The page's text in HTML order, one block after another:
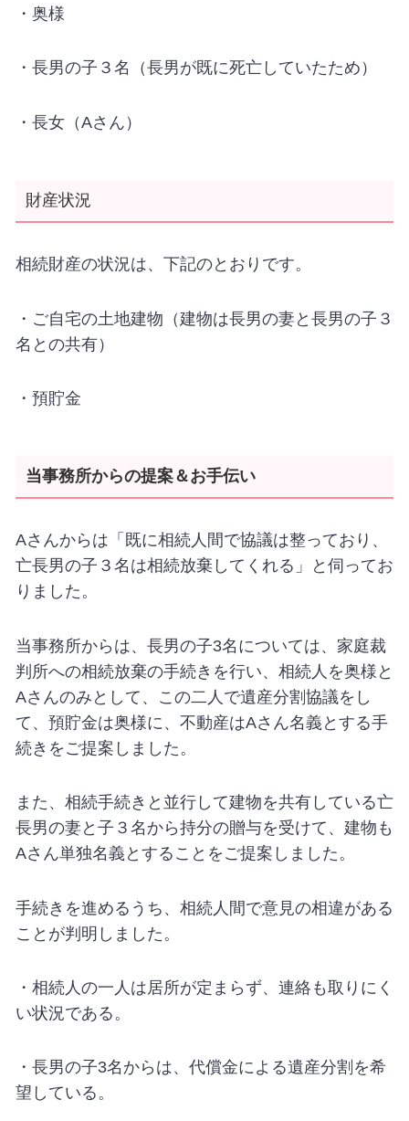
・奥様
・長男の子３名（長男が既に死亡していたため）
・長女（Aさん）
財産状況
相続財産の状況は、下記のとおりです。
・ご自宅の土地建物（建物は長男の妻と長男の子３
名との共有）
・預貯金
当事務所からの提案＆お手伝い
Aさんからは「既に相続人間で協議は整っており、
亡長男の子３名は相続放棄してくれる」と伺ってお
りました。
当事務所からは、長男の子3名については、家庭裁
判所への相続放棄の手続きを行い、相続人を奥様と
Aさんのみとして、この二人で遺産分割協議をし
て、預貯金は奥様に、不動産はAさん名義とする手
続きをご提案しました。
また、相続手続きと並行して建物を共有している亡
長男の妻と子３名から持分の贈与を受けて、建物も
Aさん単独名義とすることをご提案しました。
手続きを進めるうち、相続人間で意見の相違がある
ことが判明しました。
・相続人の一人は居所が定まらず、連絡も取りにく
い状況である。
・長男の子3名からは、代償金による遺産分割を希
望している。